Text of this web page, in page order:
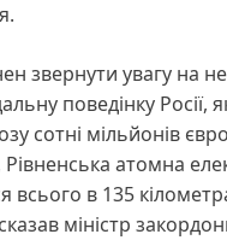
звернути увагу на
поведінку Росії,
сотні мільйонів
атомна
всього в 135
міністр